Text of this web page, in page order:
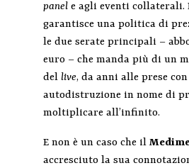
panele agli eventi collaterali.
garantisce una politica di
le due serate principali –
euro – che manda più di un
del live, da anni alle prese
autodistruzione in nome di
moltiplicare all’infinito.
E non è un caso che il
accresciuto la sua